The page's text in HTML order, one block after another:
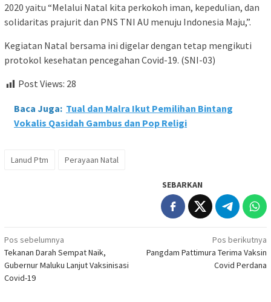
2020 yaitu “Melalui Natal kita perkokoh iman, kepedulian, dan
solidaritas prajurit dan PNS TNI AU menuju Indonesia Maju,”.
Kegiatan Natal bersama ini digelar dengan tetap mengikuti
protokol kesehatan pencegahan Covid-19. (SNI-03)
Post Views: 28
Baca Juga: Tual dan Malra Ikut Pemilihan Bintang
Vokalis Qasidah Gambus dan Pop Religi
Lanud Ptm Perayaan Natal
SEBARKAN
Navigasi
pos
Pos sebelumnya
Tekanan Darah Sempat Naik,
Gubernur Maluku Lanjut Vaksinisasi
Covid-19
Pos berikutnya
Pangdam Pattimura Terima Vaksin
Covid Perdana